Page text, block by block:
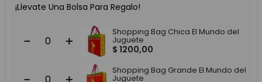
¡Llevate Una Bolsa Para Regalo!
＋
－
Shopping Bag Chica El Mundo del
Juguete
$ 1200,00
Shopping Bag Grande El Mundo del
Juguete